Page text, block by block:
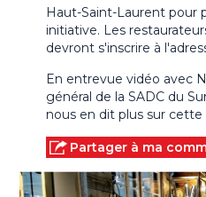
Haut-Saint-Laurent pour
initiative. Les
devront s'inscrire à
En entrevue vidéo avec
général de la SADC du
nous en dit plus sur
Partager à ma